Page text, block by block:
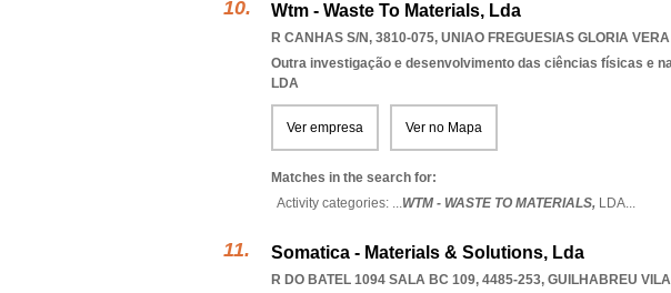
Wtm - Waste To Materials, Lda
R CANHAS S/N, 3810-075, UNIAO FREGUESIAS GLORIA
Outra investigação e desenvolvimento das ciências físicas e
LDA
Ver empresa Ver no Mapa
Matches in the search for:
Activity categories: ...WTM - WASTE TO MATERIALS, LDA...
Somatica - Materials & Solutions, Lda
R DO BATEL 1094 SALA BC 109, 4485-253, GUILHABREU